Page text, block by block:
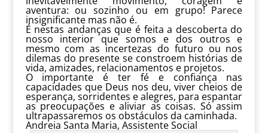
aventura: ou sozinho ou em grupo! Parece
insignificante mas não é.
É nestas andanças que é feita a descoberta do
nosso interior que somos e dos outros e
mesmo com as incertezas do futuro ou nos
dilemas do presente se constroem histórias de
vida, amizades, relacionamentos e projetos.
O importante é ter fé e confiança nas
capacidades que Deus nos deu, viver cheios de
esperança, sorridentes e alegres, para espantar
as preocupações e aliviar as coisas. Só assim
ultrapassaremos os obstáculos da caminhada.
Andreia Santa Maria, Assistente Social